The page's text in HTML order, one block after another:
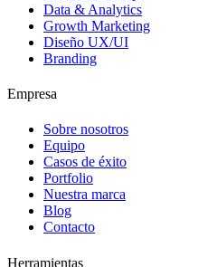
Data & Analytics
Growth Marketing
Diseño UX/UI
Branding
Empresa
Sobre nosotros
Equipo
Casos de éxito
Portfolio
Nuestra marca
Blog
Contacto
Herramientas